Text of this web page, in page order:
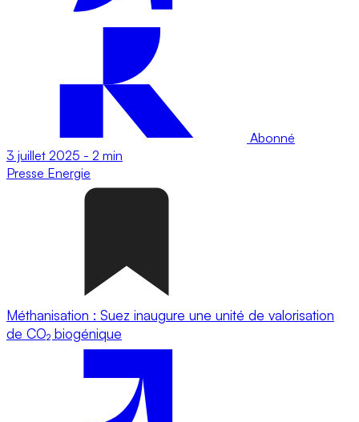
Abonné
3 juillet 2025 - 2 min
Presse Energie
Méthanisation : Suez inaugure une unité de valorisation
de CO₂ biogénique